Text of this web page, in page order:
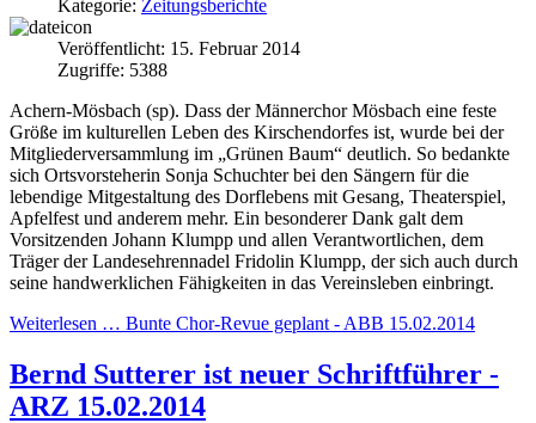
Kategorie: Zeitungsberichte
Veröffentlicht: 15. Februar 2014
Zugriffe: 5388
Achern-Mösbach (sp). Dass der Männerchor Mösbach eine feste
Größe im kulturellen Leben des Kirschendorfes ist, wurde bei der
Mitgliederversammlung im „Grünen Baum“ deutlich. So bedankte
sich Ortsvorsteherin Sonja Schuchter bei den Sängern für die
lebendige Mitgestaltung des Dorflebens mit Gesang, Theaterspiel,
Apfelfest und anderem mehr. Ein besonderer Dank galt dem
Vorsitzenden Johann Klumpp und allen Verantwortlichen, dem
Träger der Landesehrennadel Fridolin Klumpp, der sich auch durch
seine handwerklichen Fähigkeiten in das Vereinsleben einbringt.
Weiterlesen … Bunte Chor-Revue geplant - ABB 15.02.2014
Bernd Sutterer ist neuer Schriftführer -
ARZ 15.02.2014